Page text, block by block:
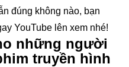
đúng không nào, bạn
YouTube lên xem nhé!
những người
truyền hình